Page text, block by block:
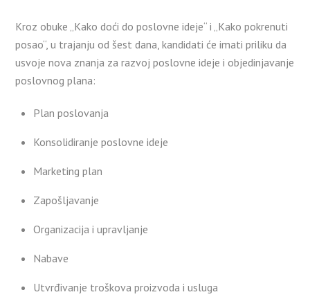
Kroz obuke „Kako doći do poslovne ideje“ i „Kako pokrenuti
posao“, u trajanju od šest dana, kandidati će imati priliku da
usvoje nova znanja za razvoj poslovne ideje i objedinjavanje
poslovnog plana:
Plan poslovanja
Konsolidiranje poslovne ideje
Marketing plan
Zapošljavanje
Organizacija i upravljanje
Nabave
Utvrđivanje troškova proizvoda i usluga